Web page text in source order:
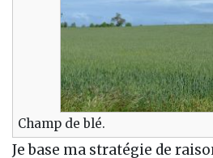
Champ de blé.
Je base ma stratégie de